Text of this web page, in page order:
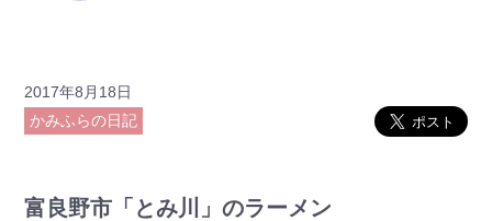
2017年8月18日
かみふらの日記
富良野市「とみ川」のラーメン